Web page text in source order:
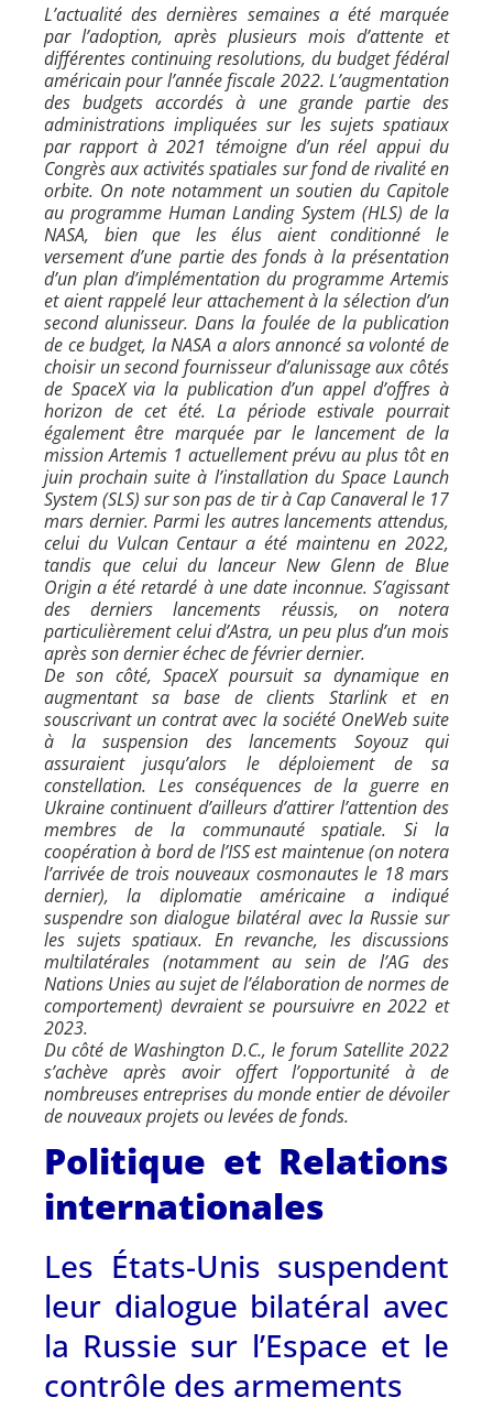
L’actualité des dernières semaines a été marquée
par l’adoption, après plusieurs mois d’attente et
différentes continuing resolutions, du budget fédéral
américain pour l’année fiscale 2022. L’augmentation
des budgets accordés à une grande partie des
administrations impliquées sur les sujets spatiaux
par rapport à 2021 témoigne d’un réel appui du
Congrès aux activités spatiales sur fond de rivalité en
orbite. On note notamment un soutien du Capitole
au programme Human Landing System (HLS) de la
NASA, bien que les élus aient conditionné le
versement d’une partie des fonds à la présentation
d’un plan d’implémentation du programme Artemis
et aient rappelé leur attachement à la sélection d’un
second alunisseur. Dans la foulée de la publication
de ce budget, la NASA a alors annoncé sa volonté de
choisir un second fournisseur d’alunissage aux côtés
de SpaceX via la publication d’un appel d’offres à
horizon de cet été. La période estivale pourrait
également être marquée par le lancement de la
mission Artemis 1 actuellement prévu au plus tôt en
juin prochain suite à l’installation du Space Launch
System (SLS) sur son pas de tir à Cap Canaveral le 17
mars dernier. Parmi les autres lancements attendus,
celui du Vulcan Centaur a été maintenu en 2022,
tandis que celui du lanceur New Glenn de Blue
Origin a été retardé à une date inconnue. S’agissant
des derniers lancements réussis, on notera
particulièrement celui d’Astra, un peu plus d’un mois
après son dernier échec de février dernier.
De son côté, SpaceX poursuit sa dynamique en
augmentant sa base de clients Starlink et en
souscrivant un contrat avec la société OneWeb suite
à la suspension des lancements Soyouz qui
assuraient jusqu’alors le déploiement de sa
constellation. Les conséquences de la guerre en
Ukraine continuent d’ailleurs d’attirer l’attention des
membres de la communauté spatiale. Si la
coopération à bord de l’ISS est maintenue (on notera
l’arrivée de trois nouveaux cosmonautes le 18 mars
dernier), la diplomatie américaine a indiqué
suspendre son dialogue bilatéral avec la Russie sur
les sujets spatiaux. En revanche, les discussions
multilatérales (notamment au sein de l’AG des
Nations Unies au sujet de l’élaboration de normes de
comportement) devraient se poursuivre en 2022 et
2023.
Du côté de Washington D.C., le forum Satellite 2022
s’achève après avoir offert l’opportunité à de
nombreuses entreprises du monde entier de dévoiler
de nouveaux projets ou levées de fonds.
Politique et Relations
internationales
Les États-Unis suspendent
leur dialogue bilatéral avec
la Russie sur l’Espace et le
contrôle des armements